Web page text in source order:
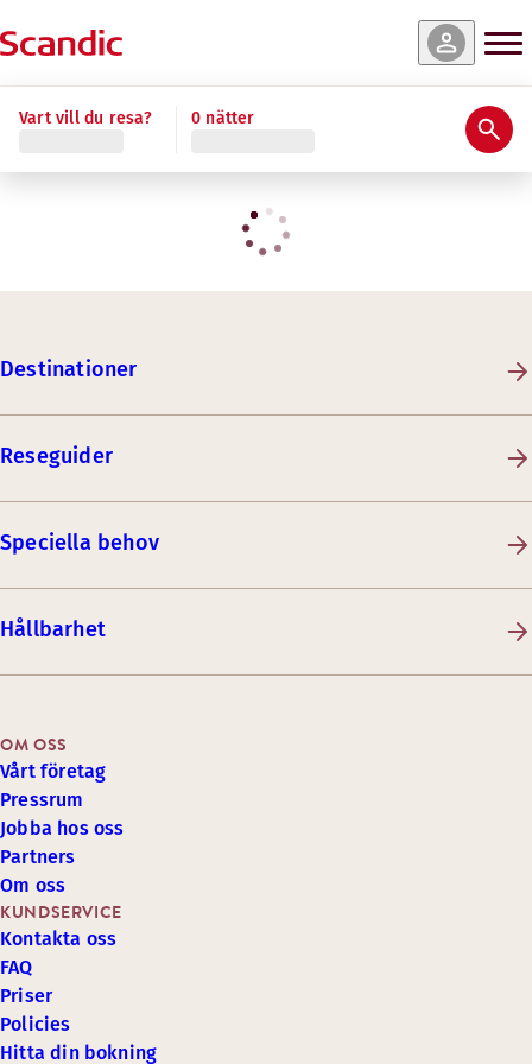
Vart vill du resa? 0 nätter
Destinationer
Reseguider
Speciella behov
Hållbarhet
KUNDSERVICE
Kontakta oss
FAQ
Priser
Policies
Hitta din bokning
OM OSS
Vårt företag
Pressrum
Jobba hos oss
Partners
Om oss